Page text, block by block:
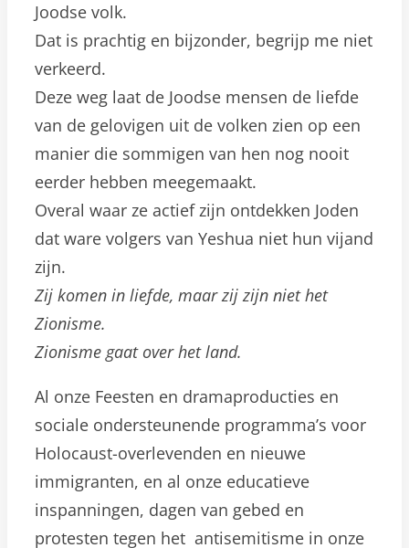
Joodse volk.
Dat is prachtig en bijzonder, begrijp me niet
verkeerd.
Deze weg laat de Joodse mensen de liefde
van de gelovigen uit de volken zien op een
manier die sommigen van hen nog nooit
eerder hebben meegemaakt.
Overal waar ze actief zijn ontdekken Joden
dat ware volgers van Yeshua niet hun vijand
zijn.
Zij komen in liefde, maar zij zijn niet het
Zionisme.
Zionisme gaat over het land.
Al onze Feesten en dramaproducties en
sociale ondersteunende programma’s voor
Holocaust-overlevenden en nieuwe
immigranten, en al onze educatieve
inspanningen, dagen van gebed en
protesten tegen het antisemitisme in onze